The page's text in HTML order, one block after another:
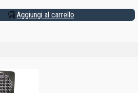
Aggiungi al carrello